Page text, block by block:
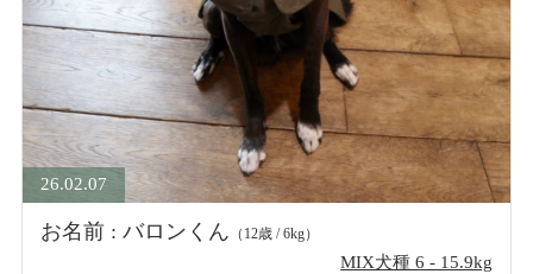
26.02.07
お名前 : バロンくん （12歳 / 6kg）
MIX犬種 6 - 15.9kg